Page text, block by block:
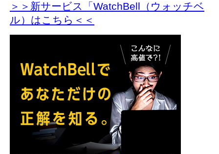
＞＞新サービス「WatchBell（ウォッチベ
ル）はこちら＜＜